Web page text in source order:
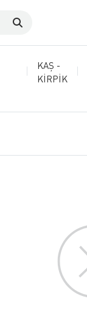
KAŞ -
KİRPİK